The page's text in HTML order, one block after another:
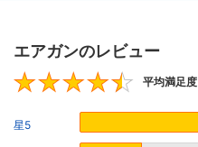
エアガンのレビュー
平均満足度
星5